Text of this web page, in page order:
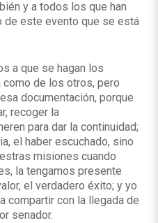
y a todos los que han
de este evento que se está
a que se hagan los
como de los otros, pero
documentación, porque
recoger la
para dar la continuidad;
el haber escuchado, sino
misiones cuando
la tengamos presente
el verdadero éxito; y yo
compartir con la llegada de
senador.